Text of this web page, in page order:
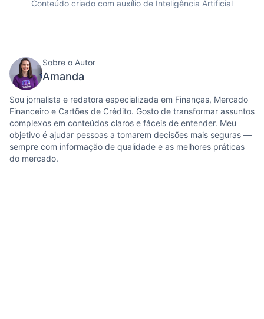
Conteúdo criado com auxílio de Inteligência Artificial
Sobre o Autor
Amanda
Sou jornalista e redatora especializada em Finanças, Mercado
Financeiro e Cartões de Crédito. Gosto de transformar assuntos
complexos em conteúdos claros e fáceis de entender. Meu
objetivo é ajudar pessoas a tomarem decisões mais seguras —
sempre com informação de qualidade e as melhores práticas
do mercado.